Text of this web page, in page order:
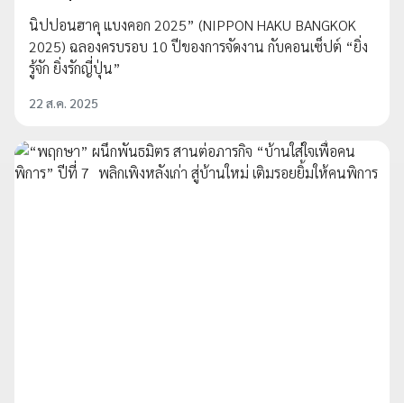
นิปปอนฮาคุ แบงคอก 2025” (NIPPON HAKU BANGKOK
2025) ฉลองครบรอบ 10 ปีของการจัดงาน กับคอนเซ็ปต์ “ยิ่ง
รู้จัก ยิ่งรักญี่ปุ่น”
22 ส.ค. 2025